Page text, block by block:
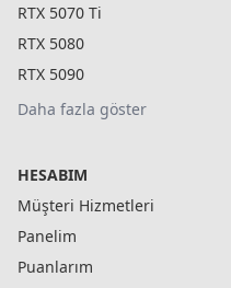
RTX 5070 Ti
RTX 5080
RTX 5090
Daha fazla göster
HESABIM
Müşteri Hizmetleri
Panelim
Puanlarım